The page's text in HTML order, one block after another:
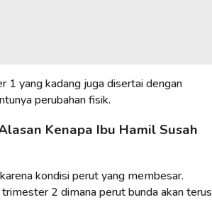
1 yang kadang juga disertai dengan
perubahan fisik.
Kenapa Ibu Hamil Susah
kondisi perut yang membesar.
2 dimana perut bunda akan terus